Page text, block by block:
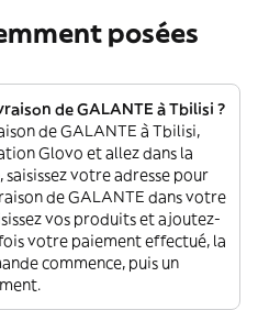
posées
de GALANTE à Tbilisi ?
de GALANTE à Tbilisi,
Glovo et allez dans la
saisissez votre adresse pour
de GALANTE dans votre
vos produits et ajoutez-
votre paiement effectué, la
commence, puis un